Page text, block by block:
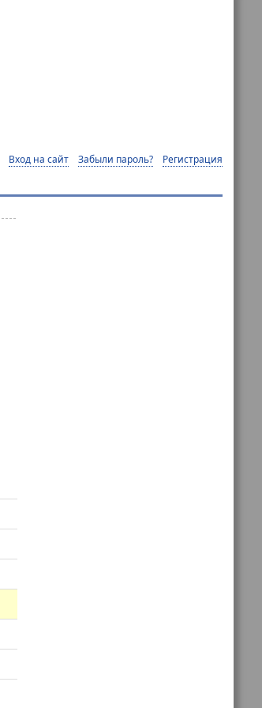
Вход на сайт Забыли пароль? Регистрация